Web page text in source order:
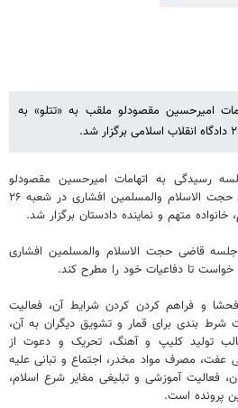
امیرحسین مقصودلو ملقب به «تتلو» به
رسیدگی به اتهامات امیرحسین مقصودلو
ملقب به «تتلو» به ریاست قاضی حجت الاسلام والمسلمین افشاری در شعبه ۲۶
متهم و نماینده دادستان برگزار شد.
جلسه قاضی حجت الاسلام والمسلمین افشاری
تا دفاعیات خود را مطرح کند.
و فراهم کردن کردن شرایط آن، فعالیت
شرط بندی برای قمار و تشویق دیگران به آن،
تولید کلیپ و آهنگ، تحریک و دعوت از
عفت، مصرف مواد مخدر، اجتماع و تبانی علیه
فعالیت آموزشی و تبلیغی مغایر شرع اسلام،
پرونده است.